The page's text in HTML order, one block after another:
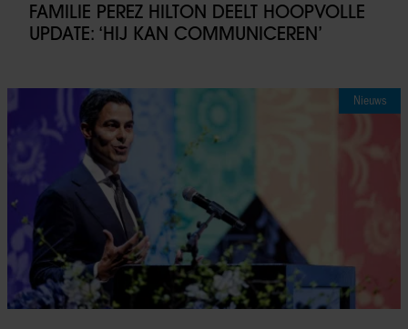
FAMILIE PEREZ HILTON DEELT HOOPVOLLE
UPDATE: ‘HIJ KAN COMMUNICEREN’
Nieuws